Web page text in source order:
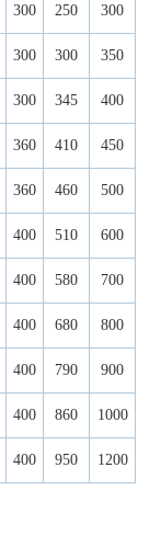
300 250 300
300 300 350
300 345 400
360 410 450
360 460 500
400 510 600
400 580 700
400 680 800
400 790 900
400 860 1000
400 950 1200